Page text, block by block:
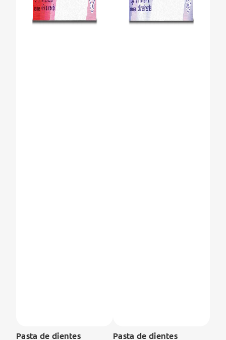
Pasta de dientes
Pasta de dientes